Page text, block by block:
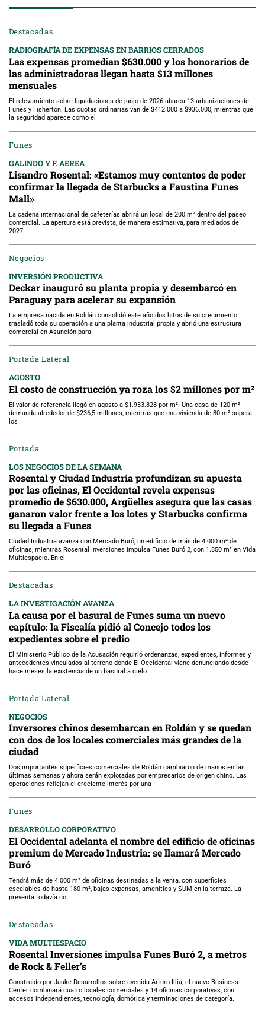
Destacadas
RADIOGRAFÍA DE EXPENSAS EN BARRIOS CERRADOS
Las expensas promedian $630.000 y los honorarios de
las administradoras llegan hasta $13 millones
mensuales
El relevamiento sobre liquidaciones de junio de 2026 abarca 13 urbanizaciones de
Funes y Fisherton. Las cuotas ordinarias van de $412.000 a $936.000, mientras que
la seguridad aparece como el
Funes
GALINDO Y F. AEREA
Lisandro Rosental: «Estamos muy contentos de poder
confirmar la llegada de Starbucks a Faustina Funes
Mall»
La cadena internacional de cafeterías abrirá un local de 200 m² dentro del paseo
comercial. La apertura está prevista, de manera estimativa, para mediados de
2027.
Negocios
INVERSIÓN PRODUCTIVA
Deckar inauguró su planta propia y desembarcó en
Paraguay para acelerar su expansión
La empresa nacida en Roldán consolidó este año dos hitos de su crecimiento:
trasladó toda su operación a una planta industrial propia y abrió una estructura
comercial en Asunción para
Portada Lateral
AGOSTO
El costo de construcción ya roza los $2 millones por m²
El valor de referencia llegó en agosto a $1.933.828 por m². Una casa de 120 m²
demanda alrededor de $236,5 millones, mientras que una vivienda de 80 m² supera
los
Portada
LOS NEGOCIOS DE LA SEMANA
Rosental y Ciudad Industria profundizan su apuesta
por las oficinas, El Occidental revela expensas
promedio de $630.000, Argüelles asegura que las casas
ganaron valor frente a los lotes y Starbucks confirma
su llegada a Funes
Ciudad Industria avanza con Mercado Buró, un edificio de más de 4.000 m² de
oficinas, mientras Rosental Inversiones impulsa Funes Buró 2, con 1.850 m² en Vida
Multiespacio. En el
Destacadas
LA INVESTIGACIÓN AVANZA
La causa por el basural de Funes suma un nuevo
capítulo: la Fiscalía pidió al Concejo todos los
expedientes sobre el predio
El Ministerio Público de la Acusación requirió ordenanzas, expedientes, informes y
antecedentes vinculados al terreno donde El Occidental viene denunciando desde
hace meses la existencia de un basural a cielo
Portada Lateral
NEGOCIOS
Inversores chinos desembarcan en Roldán y se quedan
con dos de los locales comerciales más grandes de la
ciudad
Dos importantes superficies comerciales de Roldán cambiaron de manos en las
últimas semanas y ahora serán explotadas por empresarios de origen chino. Las
operaciones reflejan el creciente interés por una
Funes
DESARROLLO CORPORATIVO
El Occidental adelanta el nombre del edificio de oficinas
premium de Mercado Industria: se llamará Mercado
Buró
Tendrá más de 4.000 m² de oficinas destinadas a la venta, con superficies
escalables de hasta 180 m², bajas expensas, amenities y SUM en la terraza. La
preventa todavía no
Destacadas
VIDA MULTIESPACIO
Rosental Inversiones impulsa Funes Buró 2, a metros
de Rock & Feller’s
Construido por Jauke Desarrollos sobre avenida Arturo Illia, el nuevo Business
Center combinará cuatro locales comerciales y 14 oficinas corporativas, con
accesos independientes, tecnología, domótica y terminaciones de categoría.